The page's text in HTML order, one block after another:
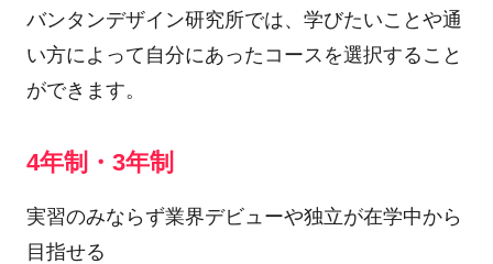
バンタンデザイン研究所では、学びたいことや通
い方によって自分にあったコースを選択すること
ができます。
4年制・3年制
実習のみならず業界デビューや独立が在学中から
目指せる